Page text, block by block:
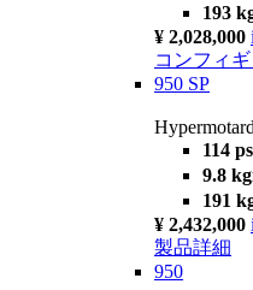
193
¥ 2,028,000 i
コンフィ
950 SP
114 ps
9.8
191
¥ 2,432,000 i
製品詳細
950